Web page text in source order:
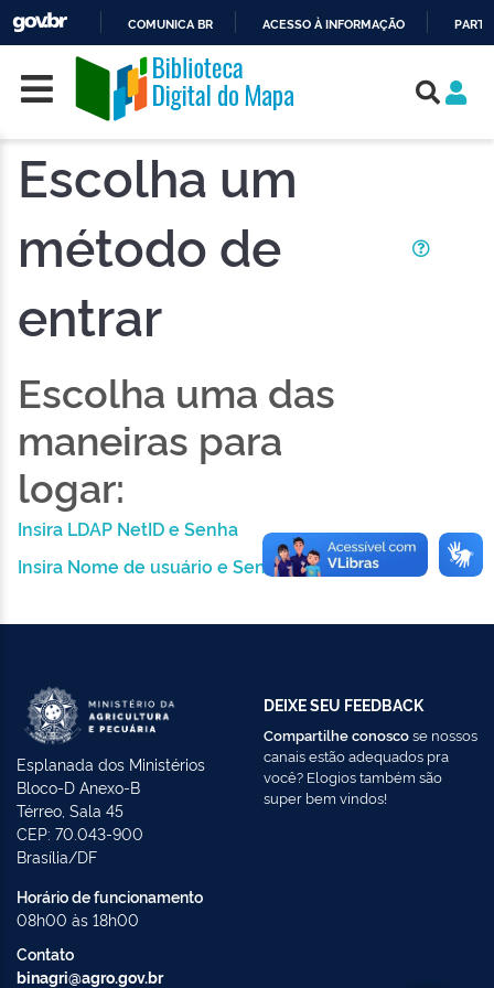
O
CONTEÚDO
COMUNICA BR ACESSO À INFORMAÇÃO
Skip navigation
Escolha um
método de
entrar
Escolha uma das
maneiras para
logar:
Insira LDAP NetID e Senha
Insira Nome de usuário e Senha
Esplanada dos Ministérios
Bloco-D Anexo-B
Térreo, Sala 45
CEP: 70.043-900
Brasília/DF
Horário de funcionamento
08h00 às 18h00
Contato
binagri@agro.gov.br
DEIXE SEU FEEDBACK
Compartilhe conoscose nossos
canais estão adequados pra
você? Elogios também são
super bem vindos!